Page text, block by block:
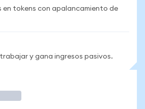
en tokens con apalancamiento de
y gana ingresos pasivos.